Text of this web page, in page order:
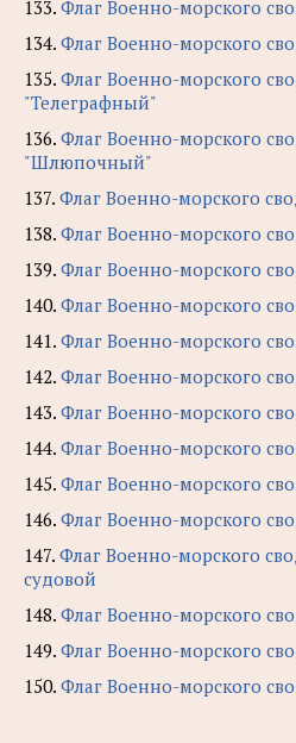
133. Флаг Военно-морского
134. Флаг Военно-морского
135. Флаг Военно-морского
"Телеграфный"
136. Флаг Военно-морского
"Шлюпочный"
137. Флаг Военно-морского
138. Флаг Военно-морского
139. Флаг Военно-морского
140. Флаг Военно-морского
141. Флаг Военно-морского
142. Флаг Военно-морского
143. Флаг Военно-морского
144. Флаг Военно-морского
145. Флаг Военно-морского
146. Флаг Военно-морского
147. Флаг Военно-морского
судовой
148. Флаг Военно-морского
149. Флаг Военно-морского
150. Флаг Военно-морского